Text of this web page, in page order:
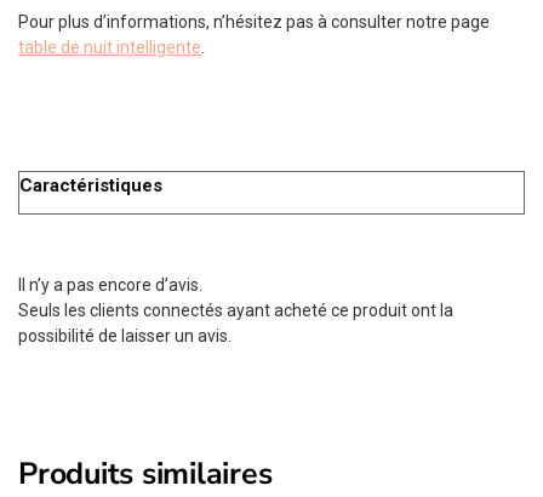
Pour plus d’informations, n’hésitez pas à consulter notre page
table de nuit intelligente
Caractéristiques
Il n’y a pas encore d’avis.
Seuls les clients connectés ayant acheté ce produit ont la
possibilité de laisser un avis.
Produits similaires